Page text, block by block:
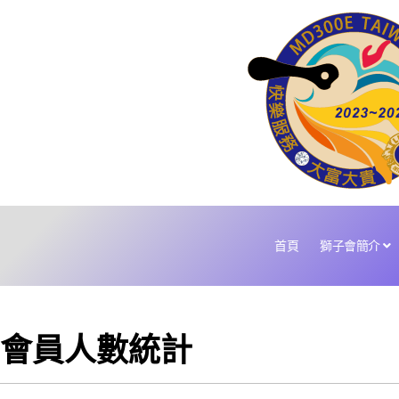
首頁 獅子會簡介
會員人數統計